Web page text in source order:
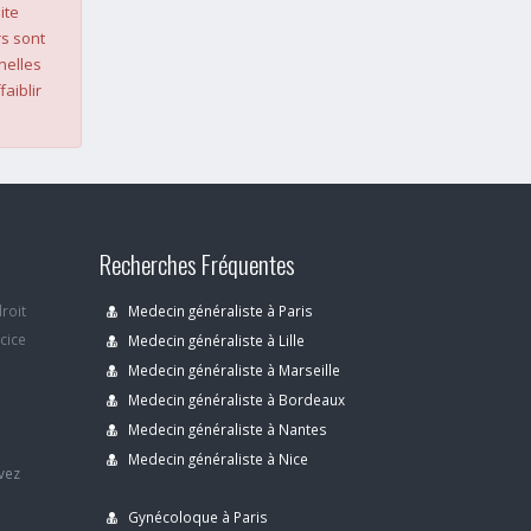
sont
Recherches Fréquentes
Medecin généraliste à Paris
Medecin généraliste à Lille
Medecin généraliste à Marseille
Medecin généraliste à Bordeaux
Medecin généraliste à Nantes
Medecin généraliste à Nice
Gynécoloque à Paris